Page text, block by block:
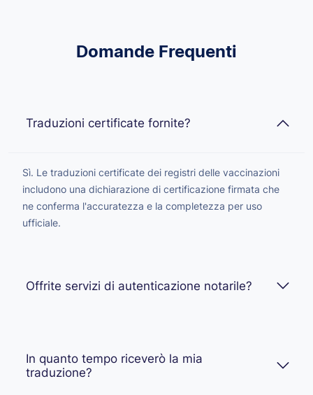
Domande Frequenti
Traduzioni certificate fornite?
Sì. Le traduzioni certificate dei registri delle vaccinazioni
includono una dichiarazione di certificazione firmata che
ne conferma l'accuratezza e la completezza per uso
ufficiale.
Offrite servizi di autenticazione notarile?
In quanto tempo riceverò la mia
traduzione?